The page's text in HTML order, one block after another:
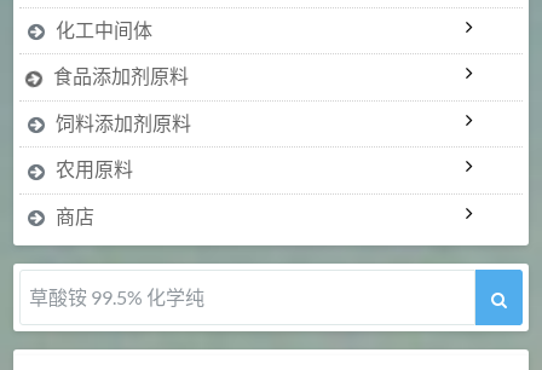
化工中间体
食品添加剂原料
饲料添加剂原料
农用原料
商店
草酸铵 99.5% 化学纯